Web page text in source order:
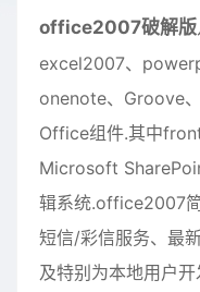
office2007破解版
excel2007、
onenote、Groove
Office组件.其中
Microsoft
辑系统.office2007
短信/彩信服务、最
及特别为本地用户